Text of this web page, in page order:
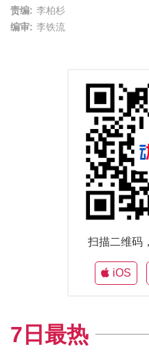
责编: 李柏杉
编审: 李铁流
扫描二维码
iOS
7日最热